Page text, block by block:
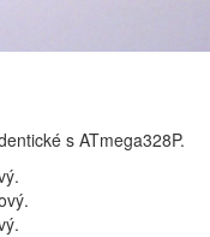
s ATmega328P.